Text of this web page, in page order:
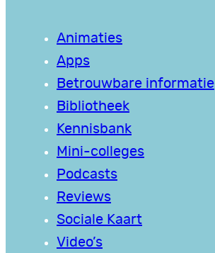
Animaties
Apps
Betrouwbare informatie
Bibliotheek
Kennisbank
Mini-colleges
Podcasts
Reviews
Sociale Kaart
Video’s